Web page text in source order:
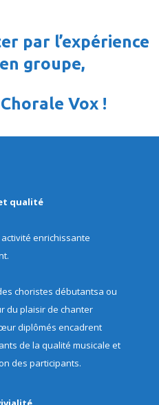
par l’expérience
groupe,
Vox !
qualité
enrichissante
choristes débutantsa ou
du plaisir de chanter
diplômés encadrent
de la qualité musicale et
des participants.